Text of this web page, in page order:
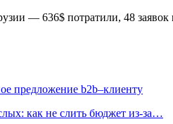
предложение b2b–клиенту
как не слить бюджет из-за…